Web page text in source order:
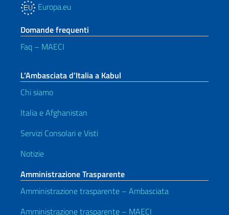
Europa.eu
Domande frequenti
Faq – MAECI
L’Ambasciata d’Italia a Kabul
Chi siamo
Italia e Afghanistan
Servizi Consolari e Visti
Notizie
Amministrazione Trasparente
Amministrazione trasparente – Ambasciata
Amministrazione trasparente – MAECI